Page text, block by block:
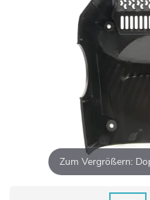
Zum Vergrößern: